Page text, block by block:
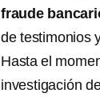
fraude
de testimonios
Hasta el
investigación